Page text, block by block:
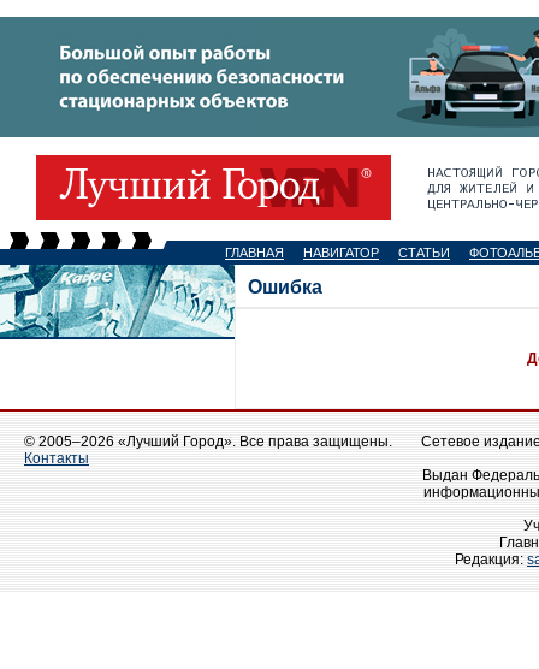
ГЛАВНАЯ НАВИГАТОР СТАТЬИ
Ошибка
© 2005–2026 «Лучший Город». Все права защищены.
Контакты
Сетевое
Выдан
Редакция: